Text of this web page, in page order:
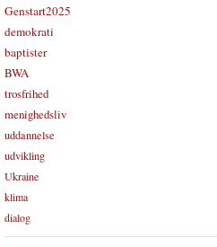
Genstart2025
demokrati
baptister
BWA
trosfrihed
menighedsliv
uddannelse
udvikling
Ukraine
klima
dialog